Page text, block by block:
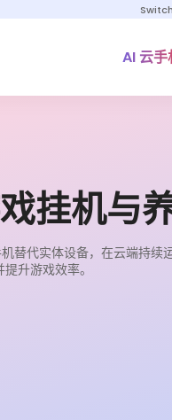
AI 云手
挂机与
替代实体设备，在云端持续
升游戏效率。